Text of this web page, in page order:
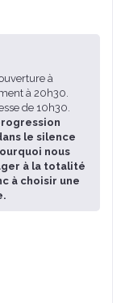
à
à 20h30.
de 10h30.
le silence
nous
à la totalité
à choisir une